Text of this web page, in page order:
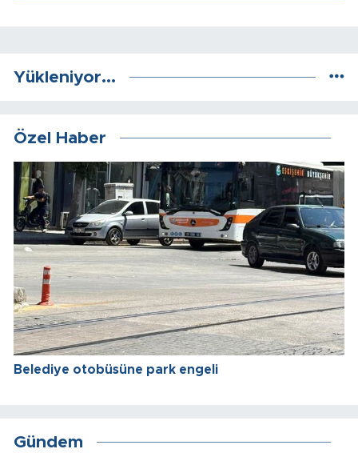
Yükleniyor...
Özel Haber
Belediye otobüsüne park engeli
Gündem